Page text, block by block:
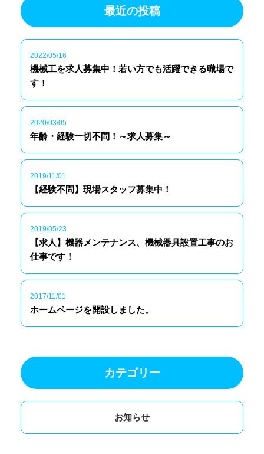
最近の投稿
2022/05/16
機械工を求人募集中！若い方でも活躍できる職場で
す！
2020/03/05
年齢・経験一切不問！～求人募集～
2019/11/01
【経験不問】現場スタッフ募集中！
2019/05/23
【求人】機器メンテナンス、機械器具設置工事のお
仕事です！
2017/11/01
ホームページを開設しました。
カテゴリー
お知らせ